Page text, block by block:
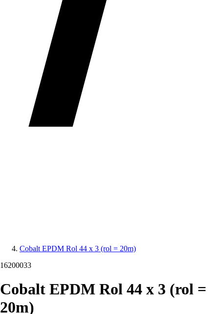
Cobalt EPDM Rol 44 x 3 (rol = 20m)
16200033
Cobalt EPDM Rol 44 x 3 (rol =
20m)